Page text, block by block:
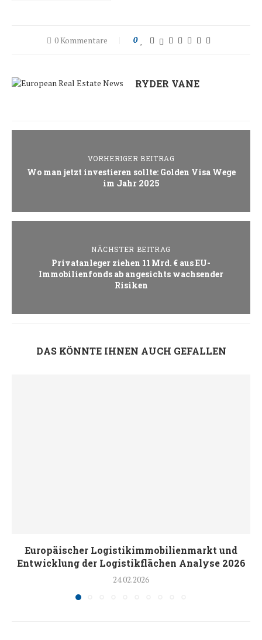
0 Kommentare 0
RYDER VANE
VORHERIGER BEITRAG
Wo man jetzt investieren sollte: Golden Visa Wege
im Jahr 2025
NÄCHSTER BEITRAG
Privatanleger ziehen 11 Mrd. € aus EU-
Immobilienfonds ab angesichts wachsender
Risiken
DAS KÖNNTE IHNEN AUCH GEFALLEN
Europäischer Logistikimmobilienmarkt und
Entwicklung der Logistikflächen Analyse 2026
24.02.2026